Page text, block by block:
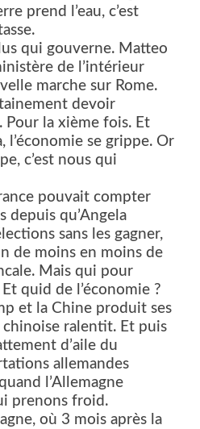
prend l’eau, c’est
qui gouverne. Matteo
de l’intérieur
marche sur Rome.
devoir
Pour la xième fois. Et
l’économie se grippe. Or
c’est nous qui
pouvait compter
depuis qu’Angela
sans les gagner,
de moins en moins de
Mais qui pour
quid de l’économie ?
et la Chine produit ses
chinoise ralentit. Et puis
d’aile du
allemandes
l’Allemagne
prenons froid.
où 3 mois après la